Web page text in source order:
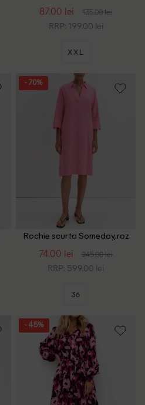
87.00 lei 135.00 lei
RRP: 199.00 lei
XXL
- 70%
Rochie scurta Someday, roz
74.00 lei 245.00 lei
RRP: 599.00 lei
36
- 45%